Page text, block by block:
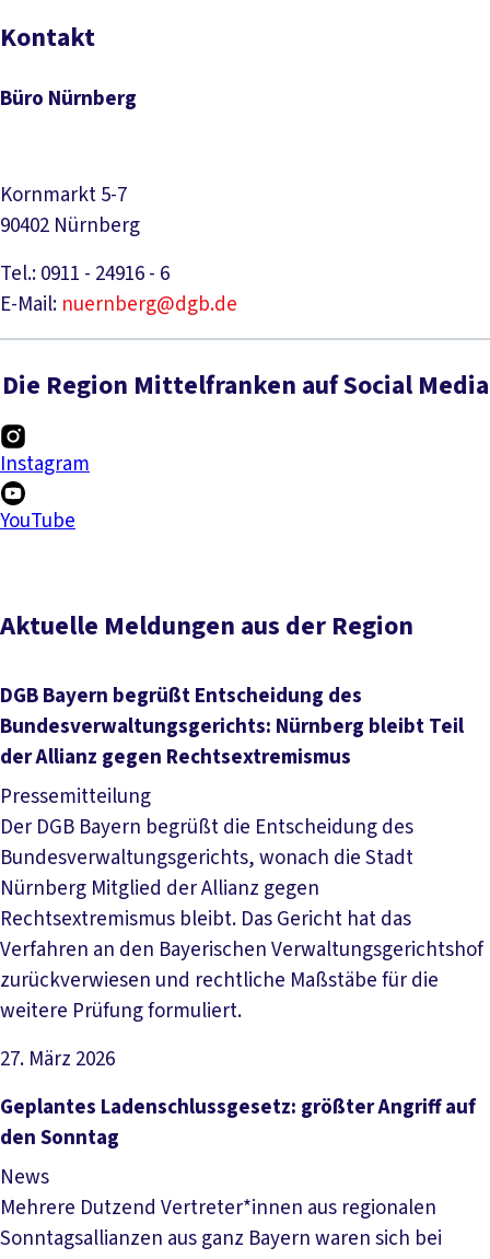
Kontakt
Büro Nürnberg
Kornmarkt 5-7
90402 Nürnberg
Tel.: 0911 - 24916 - 6
E-Mail: nuernberg@dgb.de
Die Region Mittelfranken auf Social Media
Instagram
YouTube
Aktuelle Meldungen aus der Region
DGB Bayern begrüßt Entscheidung des
Bundesverwaltungsgerichts: Nürnberg bleibt Teil
der Allianz gegen Rechtsextremismus
Pressemitteilung
Der DGB Bayern begrüßt die Entscheidung des
Bundesverwaltungsgerichts, wonach die Stadt
Nürnberg Mitglied der Allianz gegen
Rechtsextremismus bleibt. Das Gericht hat das
Verfahren an den Bayerischen Verwaltungsgerichtshof
zurückverwiesen und rechtliche Maßstäbe für die
weitere Prüfung formuliert.
27. März 2026
Artikel lesen
Geplantes Ladenschlussgesetz: größter Angriff auf
den Sonntag
News
Mehrere Dutzend Vertreter*innen aus regionalen
Sonntagsallianzen aus ganz Bayern waren sich bei